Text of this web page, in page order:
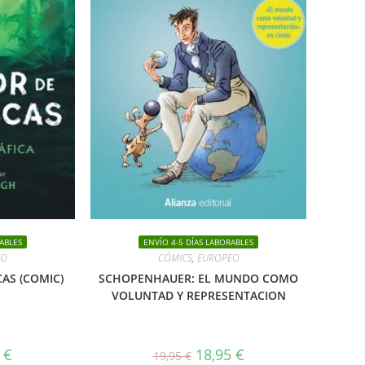
(COMIC)
€
ENVÍO 4-5 DÍAS LABORABLES
CÓMICS, EUROPEO
SCHOPENHAUER: EL MUNDO COMO
VOLUNTAD Y REPRESENTACION
19,95€ El
18,95 €El